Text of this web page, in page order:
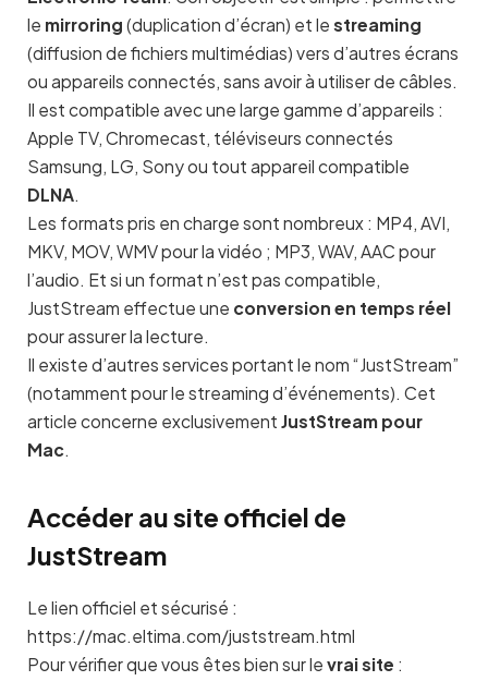
le mirroring (duplication d’écran) et le streaming
(diffusion de fichiers multimédias) vers d’autres écrans
ou appareils connectés, sans avoir à utiliser de câbles.
Il est compatible avec une large gamme d’appareils :
Apple TV, Chromecast, téléviseurs connectés
Samsung, LG, Sony ou tout appareil compatible
DLNA
Les formats pris en charge sont nombreux : MP4, AVI,
MKV, MOV, WMV pour la vidéo ; MP3, WAV, AAC pour
l’audio. Et si un format n’est pas compatible,
JustStream effectue une conversion en temps réel
pour assurer la lecture.
Il existe d’autres services portant le nom “JustStream”
(notamment pour le streaming d’événements). Cet
article concerne exclusivement JustStream pour
Mac
Accéder au site officiel de
JustStream
Le lien officiel et sécurisé :
https://mac.eltima.com/juststream.html
Pour vérifier que vous êtes bien sur le vrai site :